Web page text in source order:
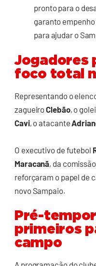
pronto para o
garanto
para ajudar o
Jogadores
foco total
Representando o
zagueiroClebão, o
Cavi, o atacante
O executivo de futebol
Maracanã, da
reforçaram o papel de
novo Sampaio.
Pré-
primeiros
campo